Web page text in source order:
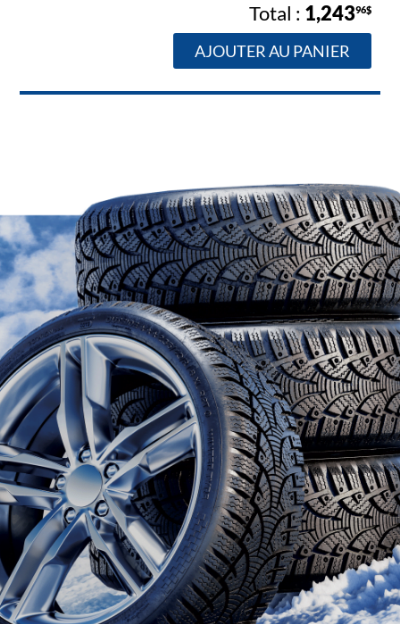
1,24396$
AJOUTER AU PANIER